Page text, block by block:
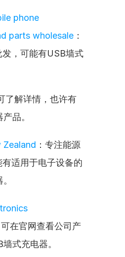
phone
parts wholesale ：
，可能有USB墙式
了解详情，也许有
品。
Zealand ：专注能源
适用于电子设备的
可在官网查看公司产
式充电器。